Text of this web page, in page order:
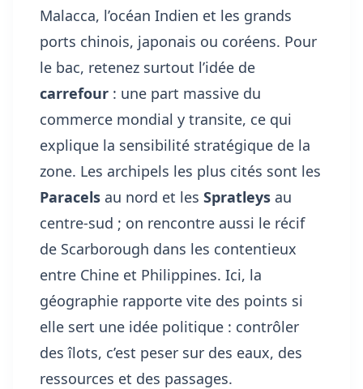
Malacca, l’océan Indien et les grands
ports chinois, japonais ou coréens. Pour
le bac, retenez surtout l’idée de
carrefour : une part massive du
commerce mondial y transite, ce qui
explique la sensibilité stratégique de la
zone. Les archipels les plus cités sont les
Paracels au nord et les Spratleys au
centre-sud ; on rencontre aussi le récif
de Scarborough dans les contentieux
entre Chine et Philippines. Ici, la
géographie rapporte vite des points si
elle sert une idée politique : contrôler
des îlots, c’est peser sur des eaux, des
ressources et des passages.